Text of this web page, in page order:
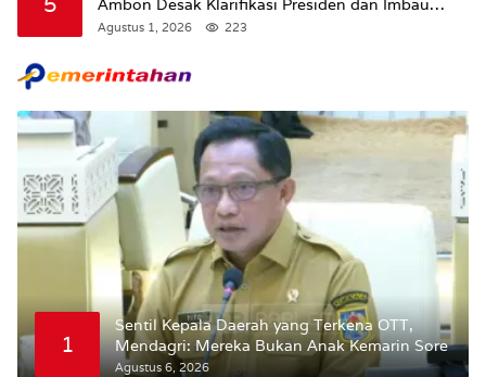
Ambon Desak Klarifikasi Presiden dan Imbau
Tunda Pengibaran Bendera Merah Putih Di
Agustus 1, 2026 223
1
Sentil Kepala Daerah yang Terkena OTT,
Mendagri: Mereka Bukan Anak Kemarin Sore
Agustus 6, 2026